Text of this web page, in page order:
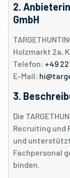
2.
GmbH
Holzmarkt 2a,
Telefon: +49
E-Mail:
3.
Die
Recruiting und
und
Fachpersonal
binden.